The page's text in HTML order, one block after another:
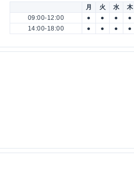
月 火 水 木
09:00-12:00
● ● ● ●
14:00-18:00
● ● ● ●